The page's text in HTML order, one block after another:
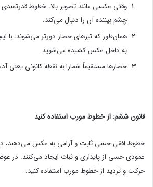
وقتی عکسی مانند تصویر بالا، خطوط
چشم بیننده آن را دنبال می‌کند.
همان‌طور که تیرهای حصار دورتر می‌شوند، با
به داخل عکس کشیده می‌شوید.
حصارها مستقیماً شمارا به نقطه کانونی یعنی
قانون ششم: از خطوط مورب استفاده کنید
خطوط افقی حسی ثابت و آرامی به عکس می‌دهند،
عمودی حسی از پایداری و ثبات ایجاد می‌کنند. در
حرکت و تردید از خطوط مورب استفاده کنید.